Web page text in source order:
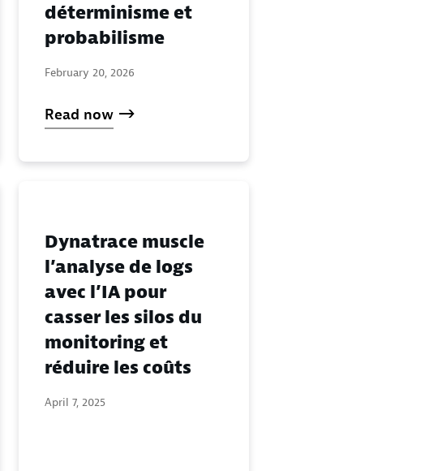
déterminisme et
probabilisme
February 20, 2026
Read now
Dynatrace muscle
l’analyse de logs
avec l’IA pour
casser les silos du
monitoring et
réduire les coûts
April 7, 2025